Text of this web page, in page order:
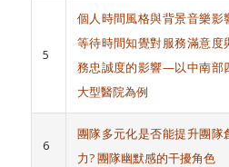
5
個人時間風格與背景音樂影
等待時間知覺對服務滿意度
務忠誠度的影響—以中南部
大型醫院為例
6
團隊多元化是否能提升團隊
力?團隊幽默感的干擾角色